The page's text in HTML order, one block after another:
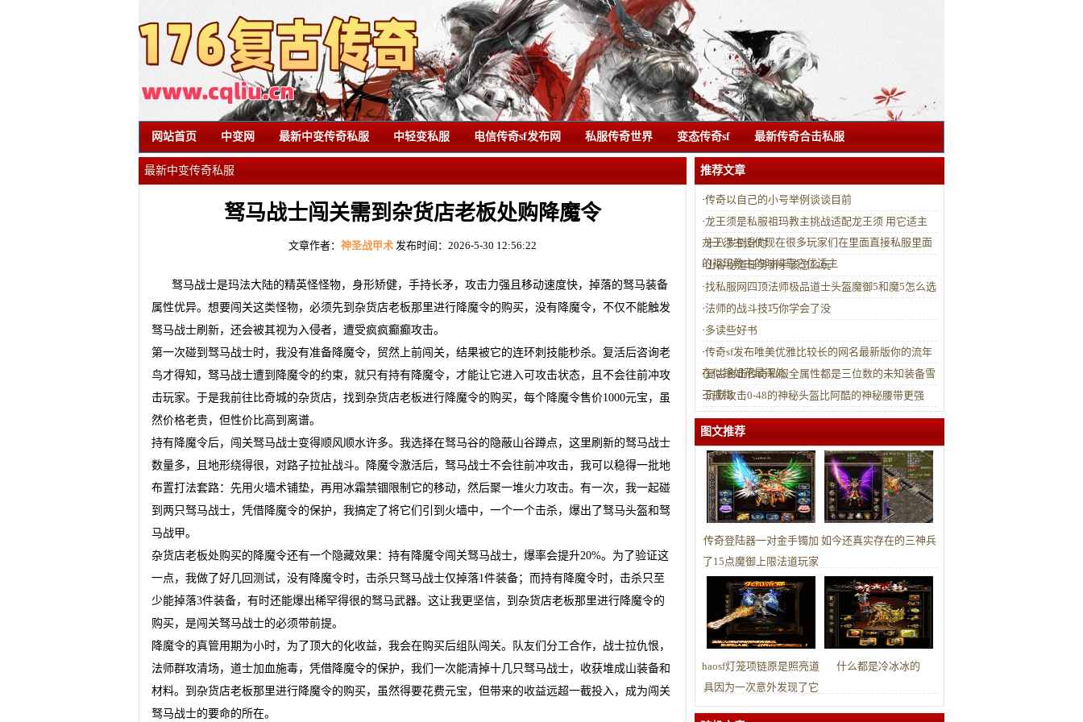
网站首页 中变网 最新中变传奇私服 中轻变私服 电信传奇sf发布网 私服传奇世界 变态传奇sf 最新传奇合击私服
最新中变传奇私服
驽马战士闯关需到杂货店老板处购降魔令
文章作者： 神圣战甲术 发布时间：2026-5-30 12:56:22
驽马战士是玛法大陆的精英怪怪物，身形矫健，手持长矛，攻击力强且移动速度快，掉落的驽马装备
属性优异。想要闯关这类怪物，必须先到杂货店老板那里进行降魔令的购买，没有降魔令，不仅不能触发
驽马战士刷新，还会被其视为入侵者，遭受疯疯癫癫攻击。
第一次碰到驽马战士时，我没有准备降魔令，贸然上前闯关，结果被它的连环刺技能秒杀。复活后咨询老
鸟才得知，驽马战士遭到降魔令的约束，就只有持有降魔令，才能让它进入可攻击状态，且不会往前冲攻
击玩家。于是我前往比奇城的杂货店，找到杂货店老板进行降魔令的购买，每个降魔令售价1000元宝，虽
然价格老贵，但性价比高到离谱。
持有降魔令后，闯关驽马战士变得顺风顺水许多。我选择在驽马谷的隐蔽山谷蹲点，这里刷新的驽马战士
数量多，且地形绕得很，对路子拉扯战斗。降魔令激活后，驽马战士不会往前冲攻击，我可以稳得一批地
布置打法套路：先用火墙术铺垫，再用冰霜禁锢限制它的移动，然后聚一堆火力攻击。有一次，我一起碰
到两只驽马战士，凭借降魔令的保护，我搞定了将它们引到火墙中，一个一个击杀，爆出了驽马头盔和驽
马战甲。
杂货店老板处购买的降魔令还有一个隐藏效果：持有降魔令闯关驽马战士，爆率会提升20%。为了验证这
一点，我做了好几回测试，没有降魔令时，击杀只驽马战士仅掉落1件装备；而持有降魔令时，击杀只至
少能掉落3件装备，有时还能爆出稀罕得很的驽马武器。这让我更坚信，到杂货店老板那里进行降魔令的
购买，是闯关驽马战士的必须带前提。
降魔令的真管用期为小时，为了顶大的化收益，我会在购买后组队闯关。队友们分工合作，战士拉仇恨，
法师群攻清场，道士加血施毒，凭借降魔令的保护，我们一次能清掉十几只驽马战士，收获堆成山装备和
材料。到杂货店老板那里进行降魔令的购买，虽然得要花费元宝，但带来的收益远超一截投入，成为闯关
驽马战士的要命的所在。
推荐文章
·传奇以自己的小号举例谈谈目前
·龙王须是私服祖玛教主挑战适配龙王须 用它适主
龙王须主适优现在很多玩家们在里面直接私服里面
的祖玛教主的时候靠它优适主
·十八岁倒计时
·山谷秘道任务新手该怎么玩
·找私服网四顶法师极品道士头盔魔御5和魔5怎么选
·法师的战斗技巧你学会了没
·多读些好书
·传奇sf发布唯美优雅比较长的网名最新版你的流年
在似锦如花最深处
·复古合击传奇私服全属性都是三位数的未知装备雪
玉戒指
·沉默攻击0-48的神秘头盔比阿酷的神秘腰带更强
图文推荐
传奇登陆器一对金手镯加
了15点魔御上限法道玩家
还怎么玩
如今还真实存在的三神兵
haosf灯笼项链原是照亮道
具因为一次意外发现了它
的秘密
什么都是冷冰冰的